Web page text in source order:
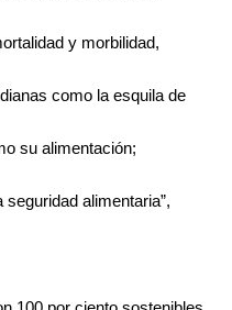
y morbilidad,
como la esquila de
su alimentación;
alimentaria”,